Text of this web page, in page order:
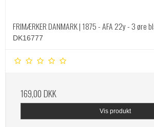
FRIMÆRKER DANMARK | 1875 - AFA 22y - 3 øre
DK16777
169,00 DKK
Vis produkt